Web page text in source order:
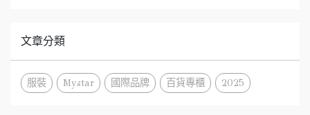
文章分類
服裝 Mystar 國際品牌 百貨專櫃 2025